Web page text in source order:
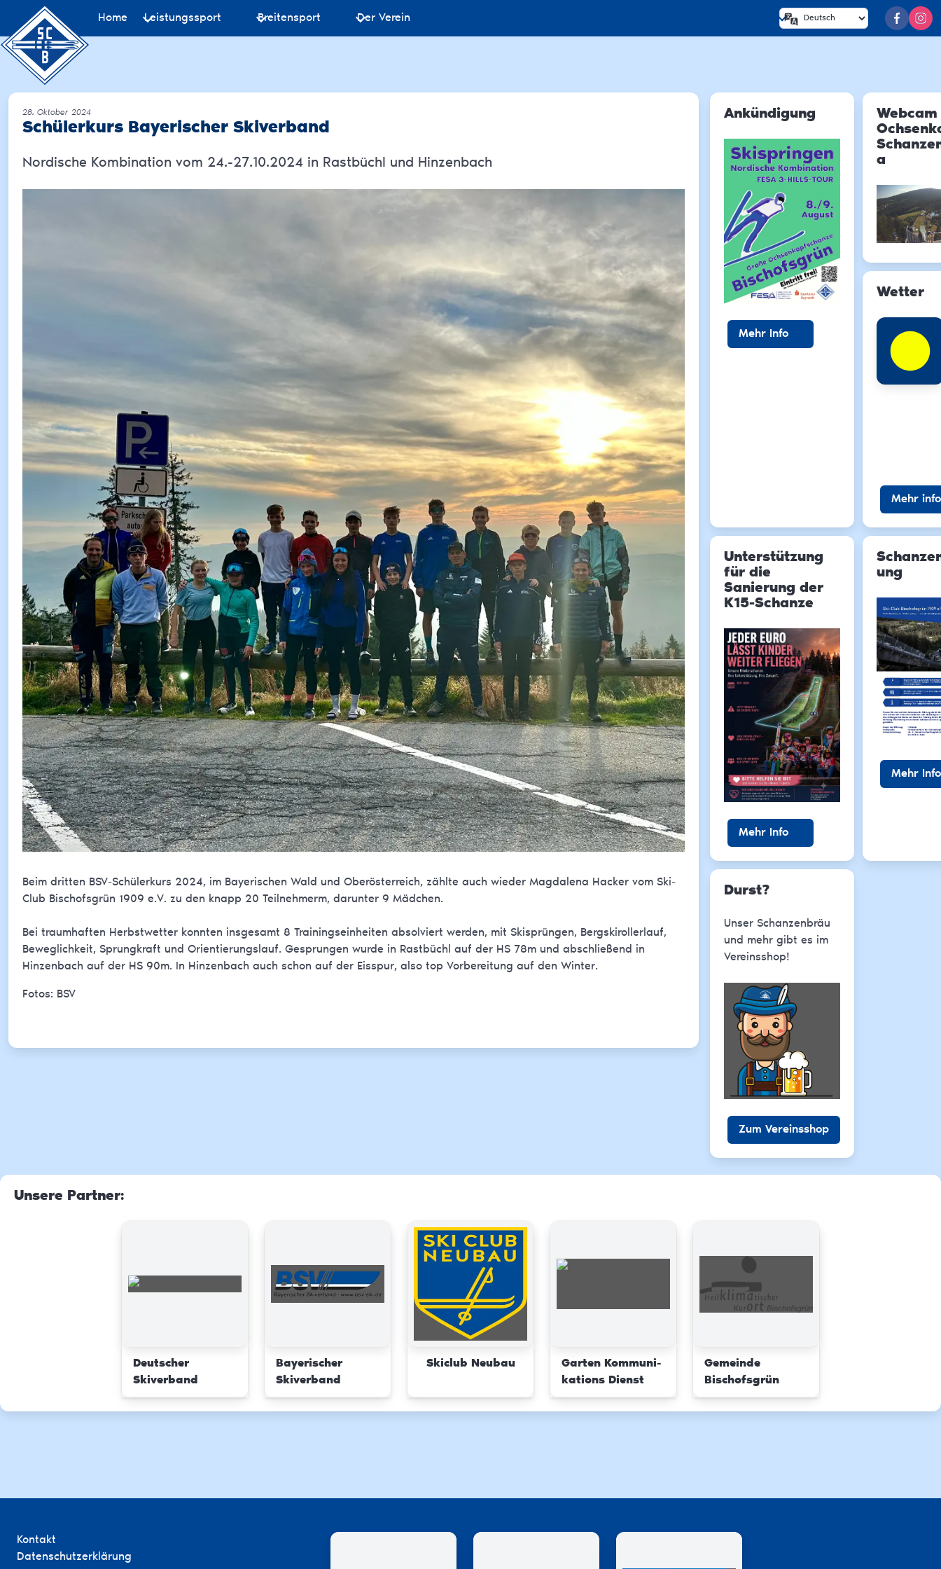
Home Leistungssport Breitensport Der Verein
28. Oktober 2024
Schülerkurs Bayerischer Skiverband
Nordische Kombination vom 24.-27.10.2024 in Rastbüchl und Hinzenbach
Beim dritten BSV-Schülerkurs 2024, im Bayerischen Wald und Oberösterreich, zählte auch wieder Magdalena Hacker vom Ski-
Club Bischofsgrün 1909 e.V. zu den knapp 20 Teilnehmerm, darunter 9 Mädchen.
Bei traumhaften Herbstwetter konnten insgesamt 8 Trainingseinheiten absolviert werden, mit Skisprüngen, Bergskirollerlauf,
Beweglichkeit, Sprungkraft und Orientierungslauf. Gesprungen wurde in Rastbüchl auf der HS 78m und abschließend in
Hinzenbach auf der HS 90m. In Hinzenbach auch schon auf der Eisspur, also top Vorbereitung auf den Winter.
Fotos: BSV
Ankündigung
Mehr Info
Webcam
a
Wetter
Mehr info
Unterstützung
für die
Sanierung der
K15-Schanze
Mehr Info
ung
Mehr Info
Durst?
Unser Schanzenbräu
und mehr gibt es im
Vereinsshop!
Zum Vereinsshop
Unsere Partner:
Deutscher
Skiverband
Bayerischer
Skiverband
Skiclub Neubau
Garten Kommuni-
kations Dienst
Gemeinde
Bischofsgrün
Kontakt
Datenschutzerklärung